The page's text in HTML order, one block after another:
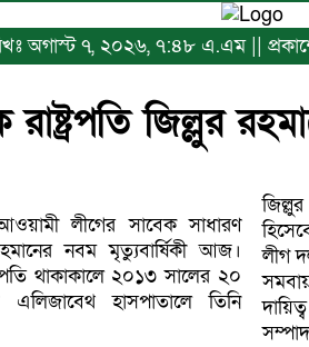
অগাস্ট ৭, ২০২৬, ৭:৪৮ এ.এম ||
রাষ্ট্রপতি জিল্লুর
লীগের সাবেক সাধারণ
নবম মৃত্যুবার্ষিকী আজ।
থাকাকালে ২০১৩ সালের ২০
এলিজাবেথ হাসপাতালে তিনি
লীগ